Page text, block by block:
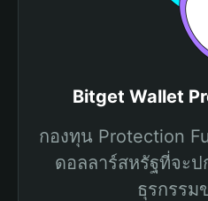
Bitget Wallet
กองทุน Protection
ดอลลาร์สหรัฐที่จะ
ธุรกรร